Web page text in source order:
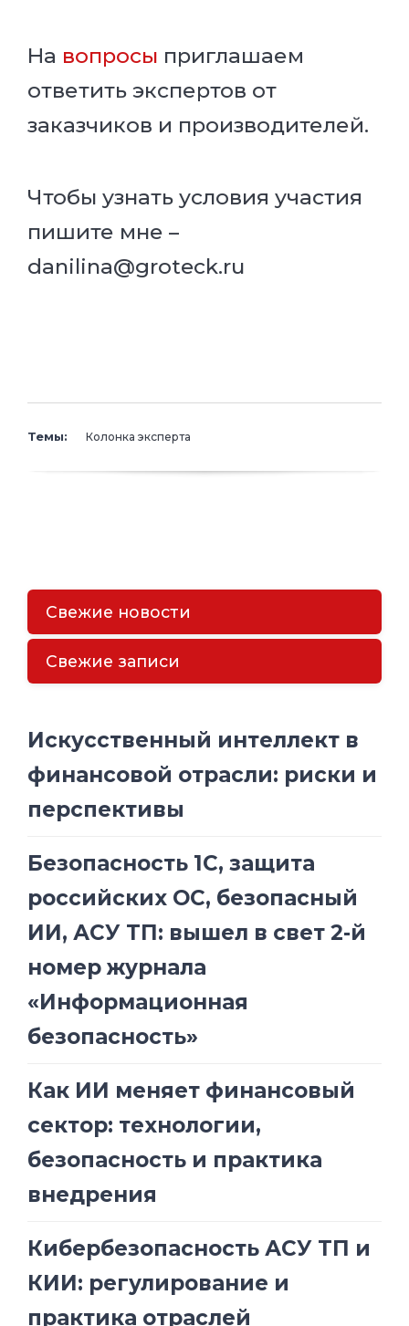
На вопросы приглашаем
ответить экспертов от
заказчиков и производителей.
Чтобы узнать условия участия
пишите мне –
danilina@groteck.ru
Темы: Колонка эксперта
Свежие новости
Свежие записи
Искусственный интеллект в
финансовой отрасли: риски и
перспективы
Безопасность 1С, защита
российских ОС, безопасный
ИИ, АСУ ТП: вышел в свет 2-й
номер журнала
«Информационная
безопасность»
Как ИИ меняет финансовый
сектор: технологии,
безопасность и практика
внедрения
Кибербезопасность АСУ ТП и
КИИ: регулирование и
практика отраслей